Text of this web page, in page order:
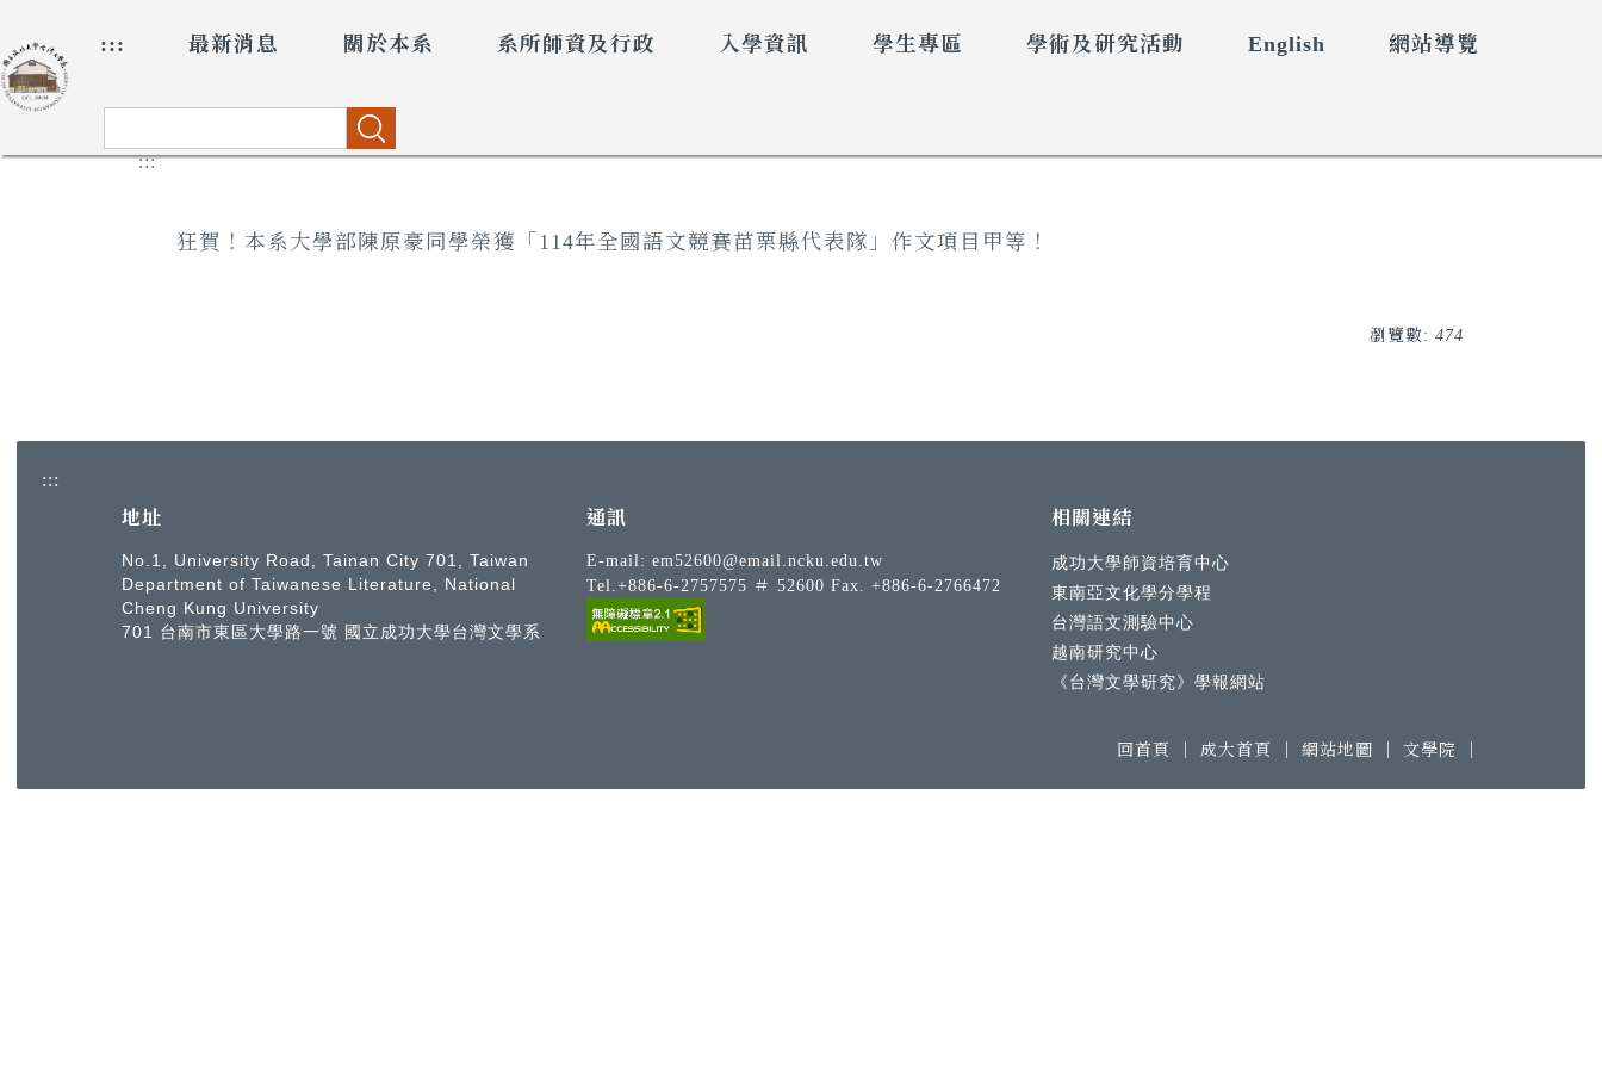
到
主
要
::: 最新消息 關於本系 系所師資及行政 入學資訊 學生專區 學術及研究活動 English 網站導覽
搜尋
:::
狂賀！本系大學部陳原豪同學榮獲「114年全國語文競賽苗栗縣代表隊」作文項目甲等！
瀏覽數: 474
:::
地址
No.1, University Road, Tainan City 701, Taiwan
Department of Taiwanese Literature, National
Cheng Kung University
701 台南市東區大學路一號 國立成功大學台灣文學系
通訊
E-mail: em52600@email.ncku.edu.tw
Tel.+886-6-2757575 ＃ 52600 Fax. +886-6-2766472
相關連結
成功大學師資培育中心
東南亞文化學分學程
台灣語文測驗中心
越南研究中心
《台灣文學研究》學報網站
回首頁 成大首頁 網站地圖 文學院